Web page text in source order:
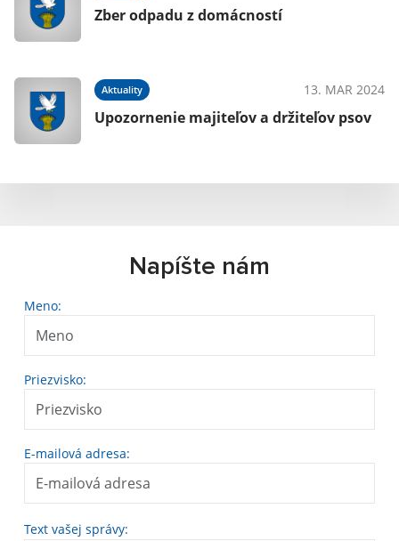
Zber odpadu z domácností
Aktuality 13. MAR 2024
Upozornenie majiteľov a držiteľov psov
Napíšte nám
Meno:
Priezvisko:
E-mailová adresa:
Text vašej správy: